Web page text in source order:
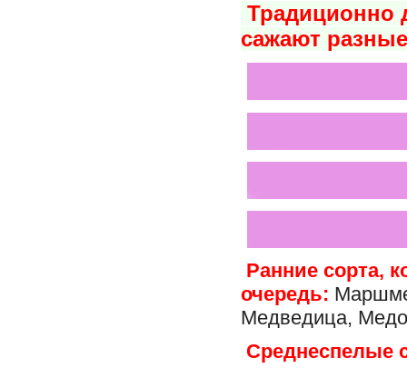
Традиционно
сажают
Ранние сорта,
очередь:
Медведица,
Среднеспелые